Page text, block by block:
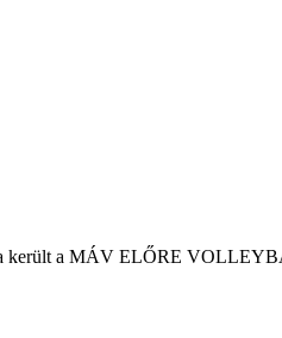
került a MÁV ELŐRE